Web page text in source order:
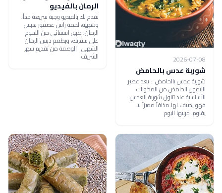
2026-07-08
شوربة عدس بالحامض
شوربة عدس بالحامض .. يعد عصير
الليمون الحامض من المكونات
الأساسية عند تناول شوربة العدس،
فهو يضيف لها مذاقاً مميزاً لا
يقاوم، جربيها اليوم
الرمان بالفيديو
نقدم لك بالفيديو وجبة سريعة جداً،
وشهية، لحمة راس عصفور بدبس
الرمان، طبق استثنائي من اللحوم
على سفرتك، وبطعم دبس الرمان
الشهي الوصفة من تقديم سهر
الشريف